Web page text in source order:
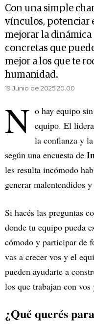
Con una simple
vínculos, potenciar
mejorar la
concretas que
mejor a los que te
humanidad.
19 Junio de 2025 20.00
N o hay equipo
equipo. El
la confianza y
según una encuesta de
les resulta incómodo
generar malentendidos
Si hacés las preguntas
donde tu equipo pueda
cómodo y participar de
vas a crecer vos y el
pueden ayudarte a
los que trabajan con
¿Qué querés